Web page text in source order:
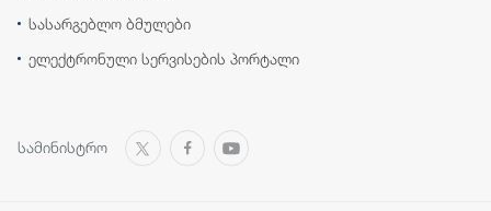
სასარგებლო ბმულები
ელექტრონული სერვისების პორტალი
სამინისტრო